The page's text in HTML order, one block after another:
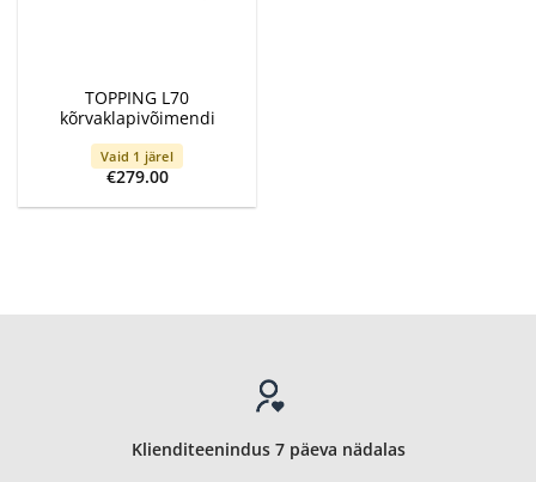
TOPPING L70
kõrvaklapivõimendi
Vaid 1 järel
€279.00
Klienditeenindus 7 päeva nädalas